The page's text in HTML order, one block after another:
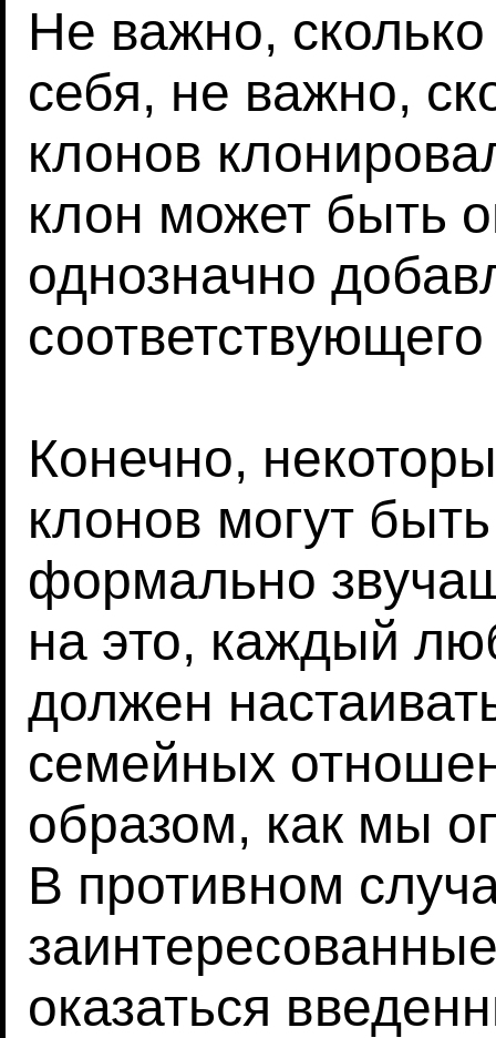
Не важно,
себя, не важно,
клонов
клон может быть
однозначно
Конечно,
клонов могут
формально
на это, каждый
должен
семейных
образом, как мы
В противном
оказаться